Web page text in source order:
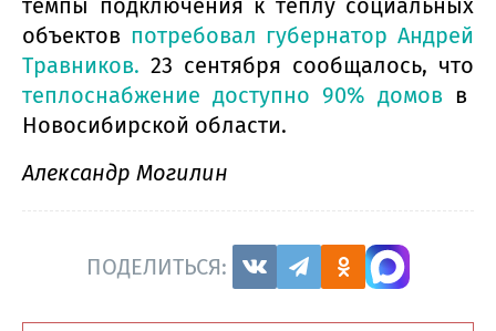
темпы подключения к теплу социальных
объектов потребовал губернатор Андрей
Травников. 23 сентября сообщалось, что
теплоснабжение доступно 90% домов в
Новосибирской области.
Александр Могилин
ПОДЕЛИТЬСЯ: